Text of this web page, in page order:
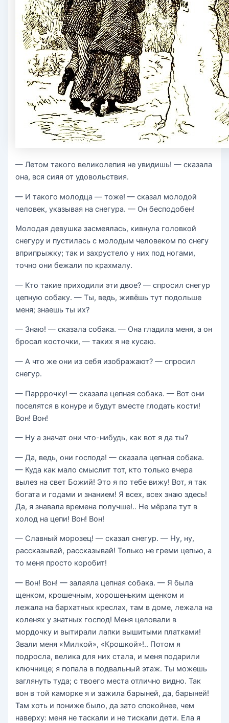
— Летом такого великолепия не увидишь! — сказала
она, вся сияя от удовольствия.
— И такого молодца — тоже! — сказал молодой
человек, указывая на снегура. — Он бесподобен!
Молодая девушка засмеялась, кивнула головкой
снегуру и пустилась с молодым человеком по снегу
вприпрыжку; так и захрустело у них под ногами,
точно они бежали по крахмалу.
— Кто такие приходили эти двое? — спросил снегур
цепную собаку. — Ты, ведь, живёшь тут подольше
меня; знаешь ты их?
— Знаю! — сказала собака. — Она гладила меня, а он
бросал косточки, — таких я не кусаю.
— А что же они из себя изображают? — спросил
снегур.
— Парррочку! — сказала цепная собака. — Вот они
поселятся в конуре и будут вместе глодать кости!
Вон! Вон!
— Ну а значат они что-нибудь, как вот я да ты?
— Да, ведь, они господа! — сказала цепная собака.
— Куда как мало смыслит тот, кто только вчера
вылез на свет Божий! Это я по тебе вижу! Вот, я так
богата и годами и знанием! Я всех, всех знаю здесь!
Да, я знавала времена получше!.. Не мёрзла тут в
холод на цепи! Вон! Вон!
— Славный морозец! — сказал снегур. — Ну, ну,
рассказывай, рассказывай! Только не греми цепью, а
то меня просто коробит!
— Вон! Вон! — залаяла цепная собака. — Я была
щенком, крошечным, хорошеньким щенком и
лежала на бархатных креслах, там в доме, лежала на
коленях у знатных господ! Меня целовали в
мордочку и вытирали лапки вышитыми платками!
Звали меня «Милкой», «Крошкой»!.. Потом я
подросла, велика для них стала, и меня подарили
ключнице; я попала в подвальный этаж. Ты можешь
заглянуть туда; с твоего места отлично видно. Так
вон в той каморке я и зажила барыней, да, барыней!
Там хоть и пониже было, да зато спокойнее, чем
наверху: меня не таскали и не тискали дети. Ела я